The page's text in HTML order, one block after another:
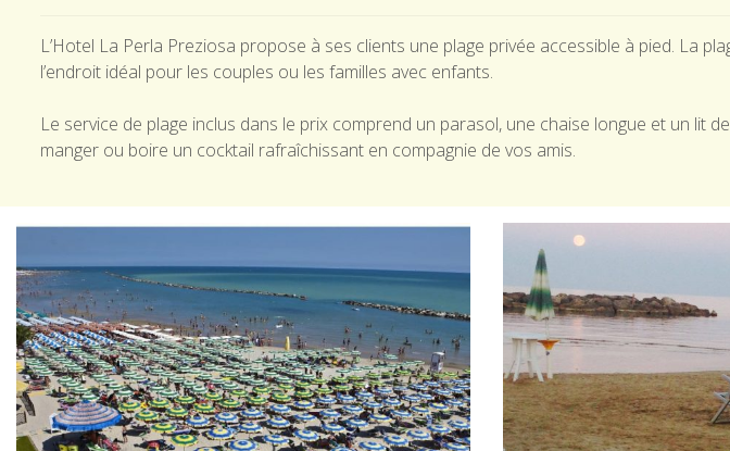
L’Hotel La Perla Preziosa propose à ses clients une plage privée accessible à pied. La
l’endroit idéal pour les couples ou les familles avec enfants.
Le service de plage inclus dans le prix comprend un parasol, une chaise longue et un lit
manger ou boire un cocktail rafraîchissant en compagnie de vos amis.